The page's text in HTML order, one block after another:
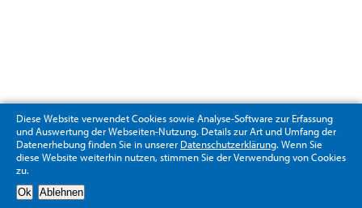
Diese Website verwendet Cookies sowie Analyse-Software zur Erfassung
und Auswertung der Webseiten-Nutzung. Details zur Art und Umfang der
Datenerhebung finden Sie in unserer Datenschutzerklärung. Wenn Sie
diese Website weiterhin nutzen, stimmen Sie der Verwendung von Cookies
zu.